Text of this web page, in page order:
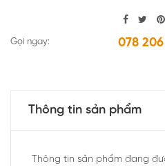
Gọi ngay: 078
Thông tin sản phẩm
Thông tin sản phẩm đang